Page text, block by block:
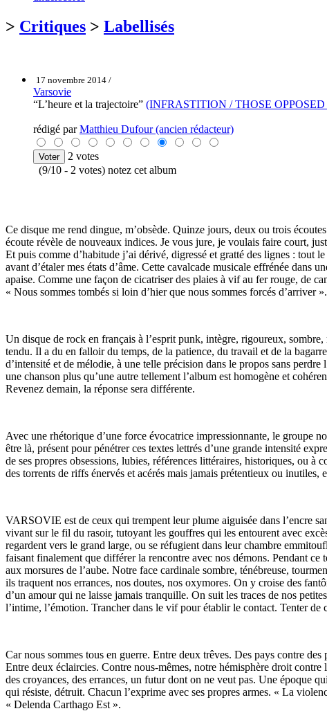
> Critiques > Labellisés
17 novembre 2014 /
Varsovie
“L’heure et la trajectoire” (INFRASTITION / THOSE
rédigé parMatthieu Dufour (ancien rédacteur)
2 votes
(9/10 - 2 votes) notez cet album
Ce disque me rend dingue, m’obsède. Quinze jours, deux ou trois
écoute révèle de nouveaux indices. Je vous jure, je voulais faire court,
Et puis comme d’habitude j’ai dérivé, digressé et gratté des lignes :
avant d’étaler mes états d’âme. Cette cavalcade musicale effrénée dans
apaise. Comme une façon de cicatriser des plaies à vif au fer rouge, de
« Nous sommes tombés si loin d’hier que nous sommes forcés d’arriver ».
Un disque de rock en français à l’esprit punk, intègre, rigoureux,
tendu. Il a du en falloir du temps, de la patience, du travail et de la
d’intensité et de mélodie, à une telle précision dans le propos sans
une chanson plus qu’une autre tellement l’album est homogène et
Revenez demain, la réponse sera différente.
Avec une rhétorique d’une force évocatrice impressionnante, le groupe
être là, présent pour pénétrer ces textes lettrés d’une grande intensité
de ses propres obsessions, lubies, références littéraires, historiques, ou à
des torrents de riffs énervés et acérés mais jamais prétentieux ou
VARSOVIE est de ceux qui trempent leur plume aiguisée dans l’encre
vivant sur le fil du rasoir, tutoyant les gouffres qui les entourent avec
regardent vers le grand large, ou se réfugient dans leur chambre
faisant finalement que différer la rencontre avec nos démons. Pendant
aux morsures de l’aube. Notre face cardinale sombre, ténébreuse,
ils traquent nos errances, nos doutes, nos oxymores. On y croise des
d’un amour qui ne laisse jamais tranquille. On suit les traces de nos
l’intime, l’émotion. Trancher dans le vif pour établir le contact. Tenter de
Car nous sommes tous en guerre. Entre deux trêves. Des pays contre
Entre deux éclaircies. Contre nous-mêmes, notre hémisphère droit
des croyances, des errances, un futur dont on ne veut pas. Une époque
qui résiste, détruit. Chacun l’exprime avec ses propres armes. « La
« Delenda Carthago Est ».